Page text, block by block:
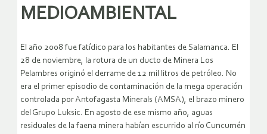
MEDIOAMBIENTAL
El año 2008 fue fatídico para los habitantes de Salamanca. El
28 de noviembre, la rotura de un ducto de Minera Los
Pelambres originó el derrame de 12 mil litros de petróleo. No
era el primer episodio de contaminación de la mega operación
controlada por Antofagasta Minerals (AMSA), el brazo minero
del Grupo Luksic. En agosto de ese mismo año, aguas
residuales de la faena minera habían escurrido al río Cuncumén